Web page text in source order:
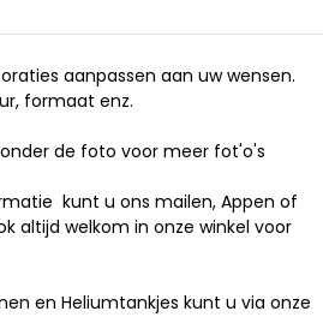
aanpassen aan uw wensen.
formaat enz.
de foto voor meer fot'o's
kunt u ons mailen, Appen of
altijd welkom in onze winkel voor
en Heliumtankjes kunt u via onze